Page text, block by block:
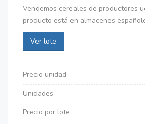
Vendemos cereales de productores
producto está en almacenes
Ver lote
Precio unidad
Unidades
Precio por lote